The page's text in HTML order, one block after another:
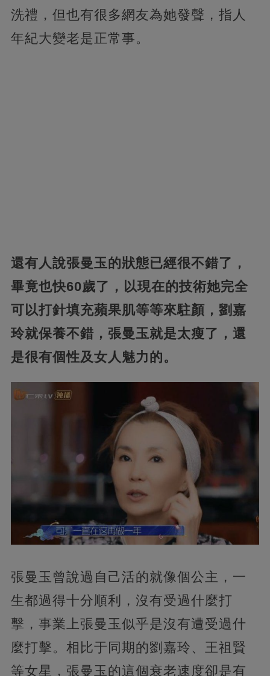
洗禮，但也有很多網友為她發聲，指人
年紀大變老是正常事。
還有人說張曼玉的狀態已經很不錯了，
畢竟也快60歲了， 以現在的技術她完全
可以打針填充蘋果肌等等來駐顏，劉嘉
玲就保養不錯，張曼玉就是太瘦了，還
是很有個性及女人魅力的。
張曼玉曾說過自己活的就像個公主，一
生都過得十分順利，沒有受過什麼打
擊，事業上張曼玉似乎是沒有遭受過什
麼打擊。相比于同期的劉嘉玲、王祖賢
等女星，張曼玉的這個衰老速度卻是有